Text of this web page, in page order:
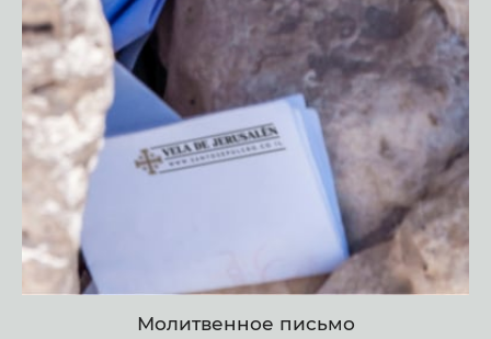
Молитвенное письмо